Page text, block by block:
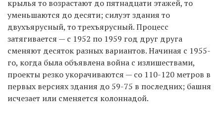
крылья то возрастают до пятнадцати этажей, то
уменьшаются до десяти; силуэт здания то
двухъярусный, то трехъярусный. Процесс
затягивается — с 1952 по 1959 год друг друга
сменяют десяток разных вариантов. Начиная с 1955-
го, когда была объявлена война с излишествами,
проекты резко укорачиваются — со 110-120 метров в
первых версиях здания до 59-75 в последних; башня
исчезает или сменяется колоннадой.